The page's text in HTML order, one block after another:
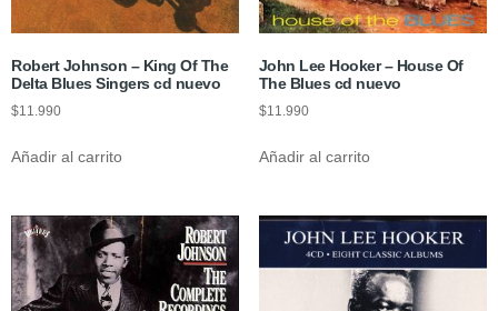
Robert Johnson – King Of The
Delta Blues Singers cd nuevo
$11.990
Añadir al carrito
John Lee Hooker – House Of
The Blues cd nuevo
$11.990
Añadir al carrito